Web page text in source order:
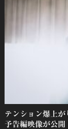
ン
テンション爆上
予告編映像が公開